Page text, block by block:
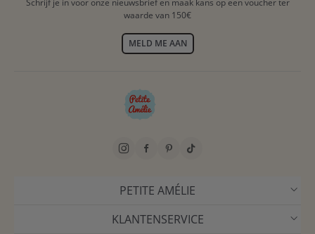
waarde van 150€
MELD ME AAN
PETITE AMÉLIE
KLANTENSERVICE